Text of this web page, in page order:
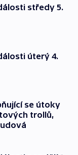
středy 5.
úterý 4.
se útoky
trollů,